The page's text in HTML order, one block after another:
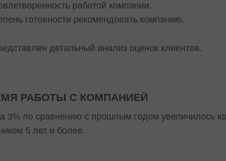
работой компании.
готовности рекомендовать компанию.
детальный анализ оценок клиентов.
РАБОТЫ С КОМПАНИЕЙ
3% по сравнению с прошлым годом увеличилось
5 лет и более.